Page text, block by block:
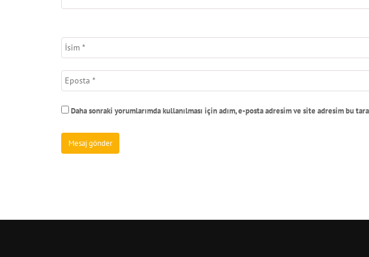
Daha sonraki yorumlarımda kullanılması için adım, e-posta adresim ve site adresim bu